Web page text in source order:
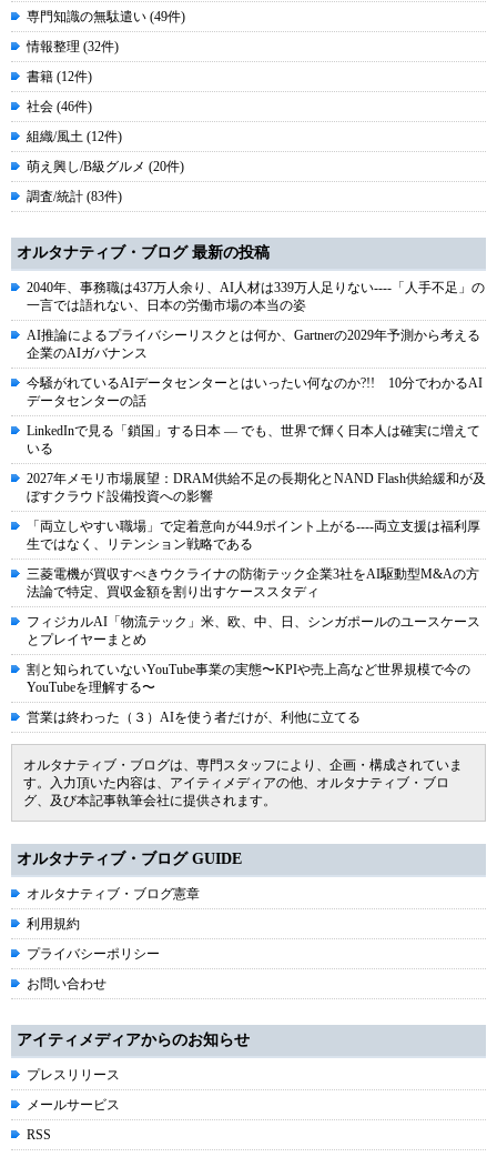
専門知識の無駄遣い (49件)
情報整理 (32件)
書籍 (12件)
社会 (46件)
組織/風土 (12件)
萌え興し/B級グルメ (20件)
調査/統計 (83件)
オルタナティブ・ブログ 最新の投稿
2040年、事務職は437万人余り、AI人材は339万人足りない----「人手不足」の
一言では語れない、日本の労働市場の本当の姿
AI推論によるプライバシーリスクとは何か、Gartnerの2029年予測から考える
企業のAIガバナンス
今騒がれているAIデータセンターとはいったい何なのか?!! 10分でわかるAI
データセンターの話
LinkedInで見る「鎖国」する日本 ― でも、世界で輝く日本人は確実に増えて
いる
2027年メモリ市場展望：DRAM供給不足の長期化とNAND Flash供給緩和が及
ぼすクラウド設備投資への影響
「両立しやすい職場」で定着意向が44.9ポイント上がる----両立支援は福利厚
生ではなく、リテンション戦略である
三菱電機が買収すべきウクライナの防衛テック企業3社をAI駆動型M&Aの方
法論で特定、買収金額を割り出すケーススタディ
フィジカルAI「物流テック」米、欧、中、日、シンガポールのユースケース
とプレイヤーまとめ
割と知られていないYouTube事業の実態〜KPIや売上高など世界規模で今の
YouTubeを理解する〜
営業は終わった（３）AIを使う者だけが、利他に立てる
オルタナティブ・ブログは、専門スタッフにより、企画・構成されていま
す。入力頂いた内容は、アイティメディアの他、オルタナティブ・ブロ
グ、及び本記事執筆会社に提供されます。
オルタナティブ・ブログ GUIDE
オルタナティブ・ブログ憲章
利用規約
プライバシーポリシー
お問い合わせ
アイティメディアからのお知らせ
プレスリリース
メールサービス
RSS